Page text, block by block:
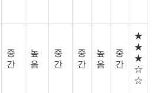
중
간
높
음
중
간
중
간
높
음
중
간
★
★
★
☆
☆